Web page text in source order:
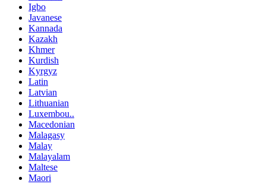
Igbo
Javanese
Kannada
Kazakh
Khmer
Kurdish
Kyrgyz
Latin
Latvian
Lithuanian
Luxembou..
Macedonian
Malagasy
Malay
Malayalam
Maltese
Maori